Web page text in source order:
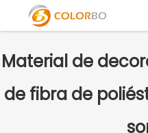
Material de
de fibra de